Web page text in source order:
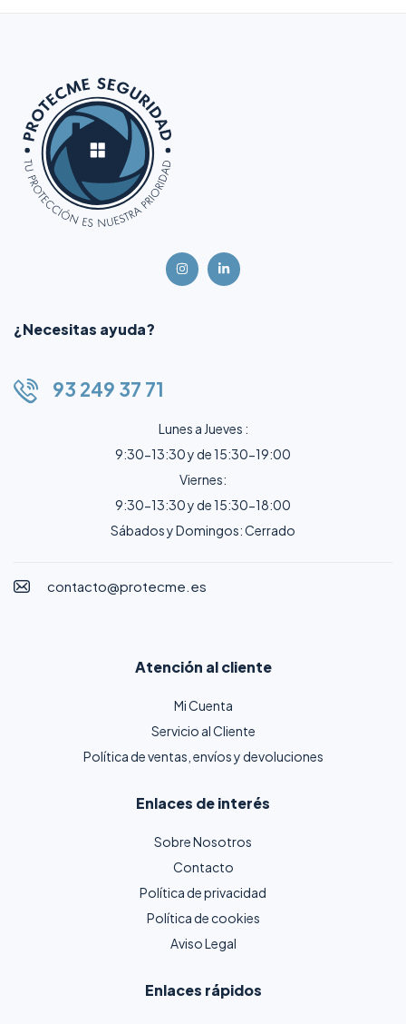
¿Necesitas ayuda?
93 249 37 71
Lunes a Jueves :
9:30-13:30 y de 15:30-19:00
Viernes:
9:30-13:30 y de 15:30-18:00
Sábados y Domingos: Cerrado
contacto@protecme.es
Atención al cliente
Mi Cuenta
Servicio al Cliente
Política de ventas, envíos y devoluciones
Enlaces de interés
Sobre Nosotros
Contacto
Política de privacidad
Política de cookies
Aviso Legal
Enlaces rápidos